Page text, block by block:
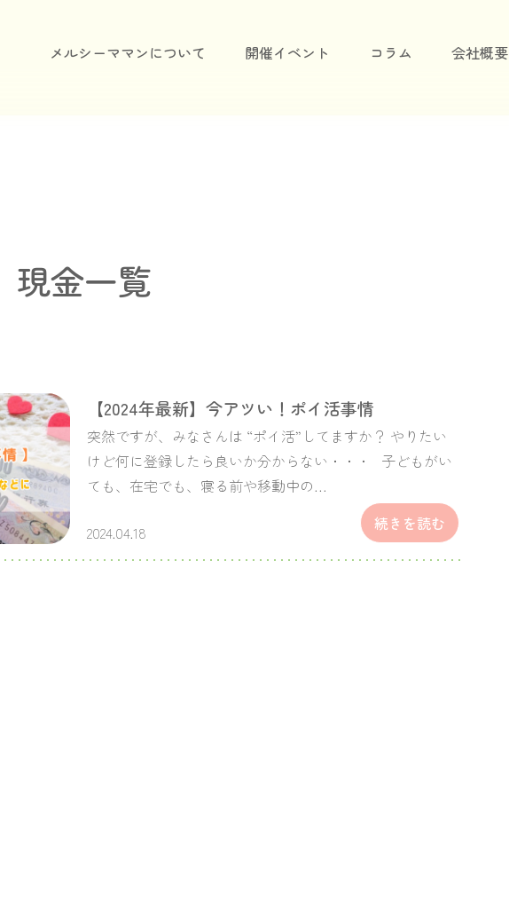
メルシーママンについて 開催イベント コラム 会社概要
金一覧
【2024年最新】今アツい！ポイ活事情
突然ですが、みなさんは “ポイ活”してますか？ やりたい
けど何に登録したら良いか分からない・・・ 子どもがい
ても、在宅でも、寝る前や移動中の…
2024.04.18 続きを読む